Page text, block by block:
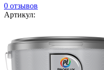
0 отзывов
Артикул: